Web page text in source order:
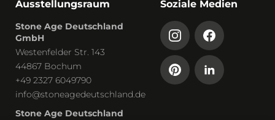
Ausstellungsraum
Stone Age Deutschland
GmbH
Westenfelder Str. 143
44867 Bochum
+49 2327 6049790
info@stoneagedeutschland.de
Stone Age Deutschland
Soziale Medien